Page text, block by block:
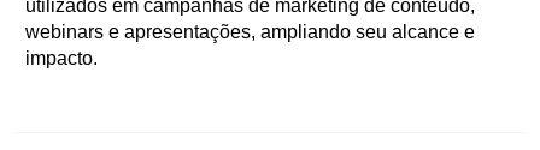
utilizados em campanhas de marketing de conteúdo,
webinars e apresentações, ampliando seu alcance e
impacto.